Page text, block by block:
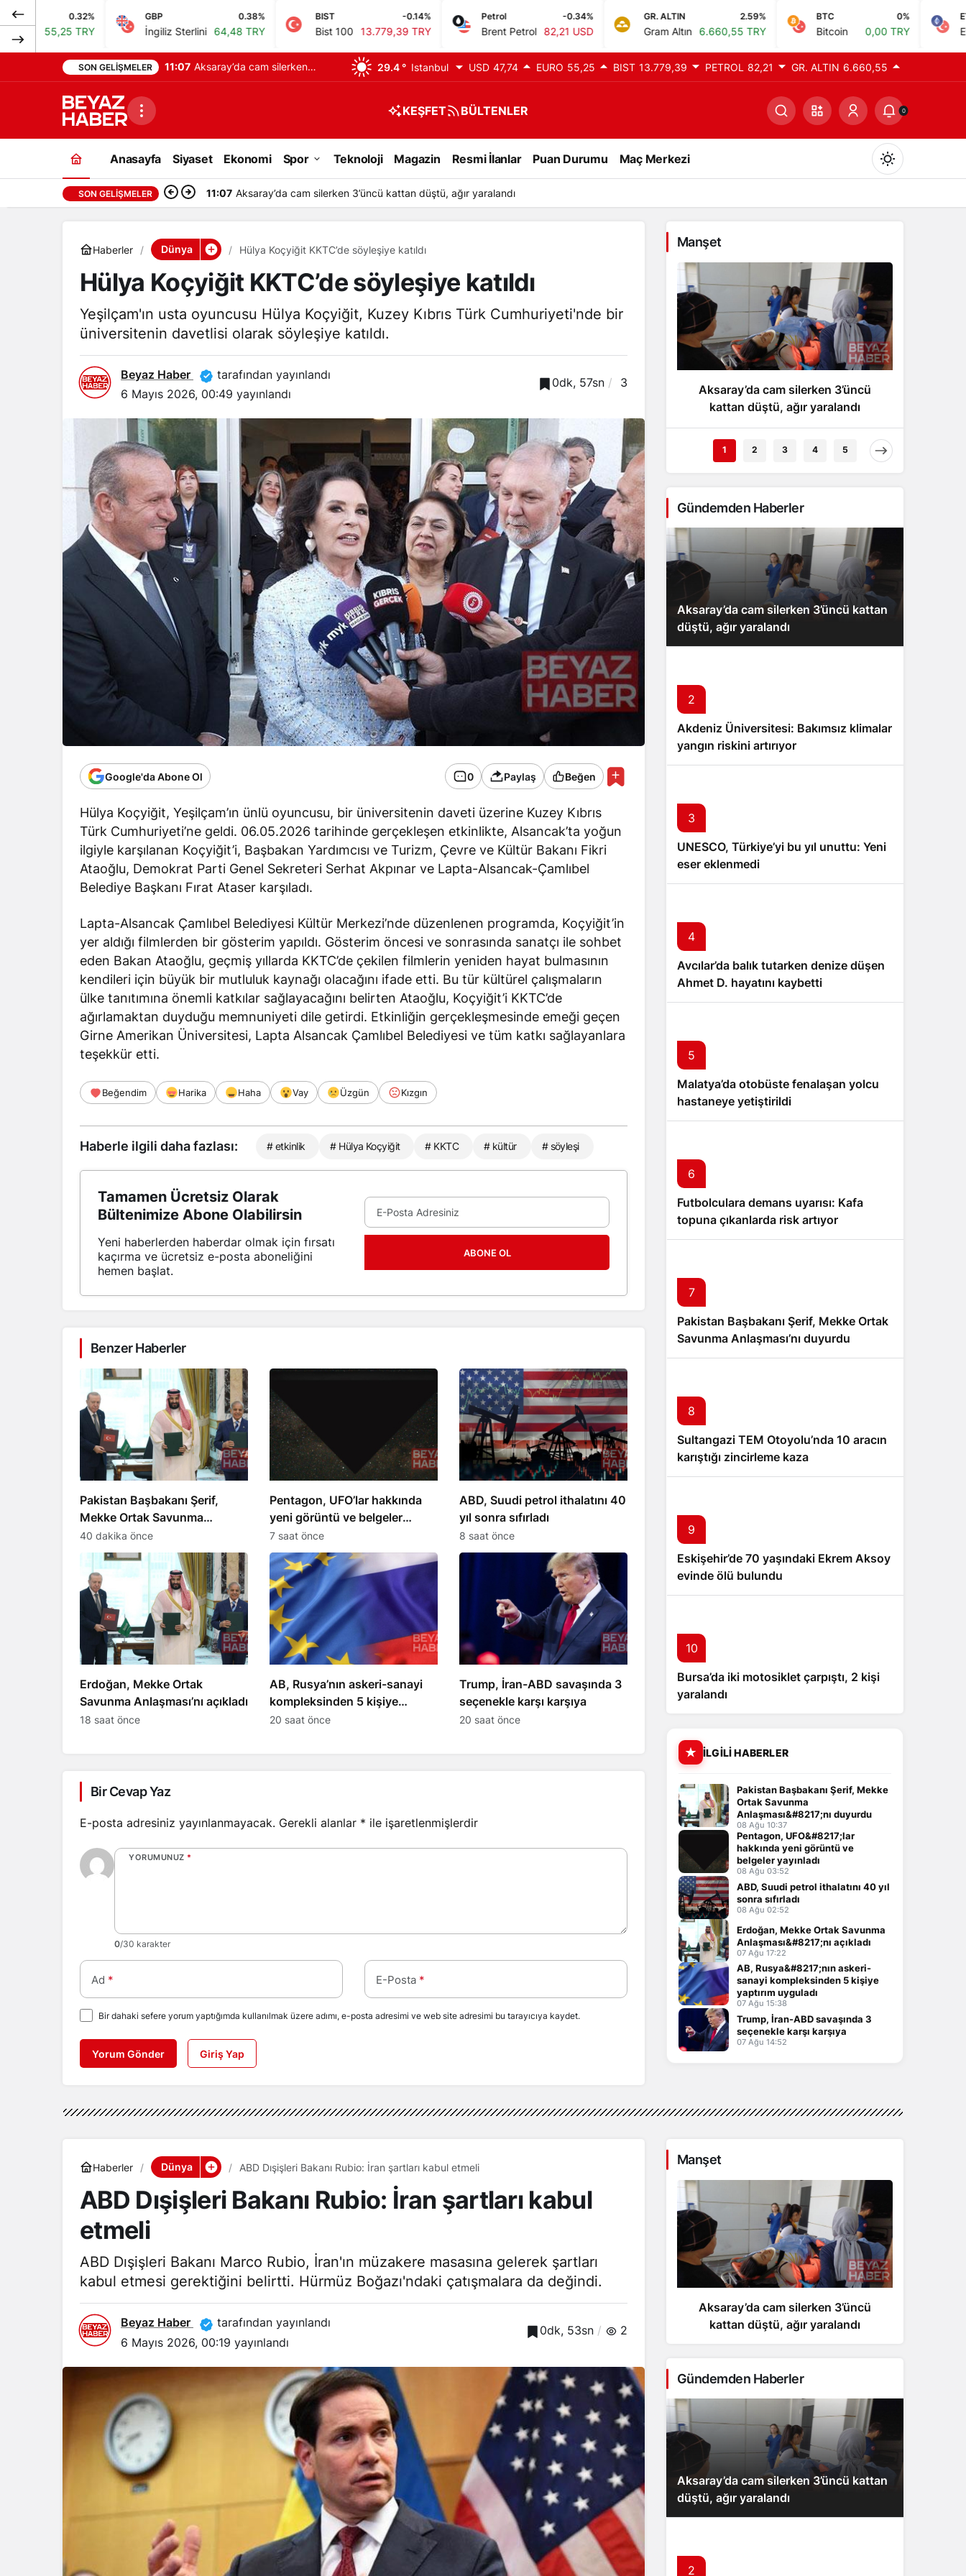
0.32% GBP
İngiliz Sterlini 64,48 TRY
BIST -0.14%
Bist 100 13.779,39 TRY
Petrol -0.34%
Brent Petrol 82,21 USD
GR. ALTIN 2.59%
Gram Altın 6.660,55 TRY
BTC 0%
Bitcoin 0,00 TRY
ETH
Ethereum 0,00
SON GELIŞMELER 11:07 Bakan Gürlek: Van’da
gözaltına alındı
29.4 ° Istanbul USD 47,74 EURO 55,25 BIST 13.779,39 PETROL 82,21 GR. ALTIN 6.660,55
KEŞFET BÜLTENLER 0
Anasayfa Siyaset Ekonomi Spor Teknoloji Magazin Resmi İlanlar Puan Durumu Maç Merkezi
Gündüz Modu
Gündüz modunu seçin.
Gece Modu
Gece modunu seçin.
Sistem Modu
Sistem modunu seçin.
SON GELIŞMELER 11:07 Bakan Gürlek: Van’da Damlanur Sarihan’ın ölümüyle 7 şüpheli gözaltına alındı
Haberler Dünya Hülya Koçyiğit KKTC’de söyleşiye katıldı
Hülya Koçyiğit KKTC’de söyleşiye katıldı
Yeşilçam'ın usta oyuncusu Hülya Koçyiğit, Kuzey Kıbrıs Türk Cumhuriyeti'nde bir
üniversitenin davetlisi olarak söyleşiye katıldı.
Beyaz Haber
tarafından yayınlandı
6 Mayıs 2026, 00:49 yayınlandı
0dk, 57sn 3
Google'da Abone Ol 0 Paylaş Beğen
Hülya Koçyiğit, Yeşilçam’ın ünlü oyuncusu, bir üniversitenin daveti üzerine Kuzey Kıbrıs
Türk Cumhuriyeti’ne geldi. 06.05.2026 tarihinde gerçekleşen etkinlikte, Alsancak’ta yoğun
ilgiyle karşılanan Koçyiğit’i, Başbakan Yardımcısı ve Turizm, Çevre ve Kültür Bakanı Fikri
Ataoğlu, Demokrat Parti Genel Sekreteri Serhat Akpınar ve Lapta-Alsancak-Çamlıbel
Belediye Başkanı Fırat Ataser karşıladı.
Lapta-Alsancak Çamlıbel Belediyesi Kültür Merkezi’nde düzenlenen programda, Koçyiğit’in
yer aldığı filmlerden bir gösterim yapıldı. Gösterim öncesi ve sonrasında sanatçı ile sohbet
eden Bakan Ataoğlu, geçmiş yıllarda KKTC’de çekilen filmlerin yeniden hayat bulmasının
kendileri için büyük bir mutluluk kaynağı olacağını ifade etti. Bu tür kültürel çalışmaların
ülke tanıtımına önemli katkılar sağlayacağını belirten Ataoğlu, Koçyiğit’i KKTC’de
ağırlamaktan duyduğu memnuniyeti dile getirdi. Etkinliğin gerçekleşmesinde emeği geçen
Girne Amerikan Üniversitesi, Lapta Alsancak Çamlıbel Belediyesi ve tüm katkı sağlayanlara
teşekkür etti.
Beğendim Harika Haha Vay Üzgün Kızgın
Haberle ilgili daha fazlası: # etkinlik # Hülya Koçyiğit # KKTC # kültür # söyleşi
Tamamen Ücretsiz Olarak
Bültenimize Abone Olabilirsin
Yeni haberlerden haberdar olmak için fırsatı
kaçırma ve ücretsiz e-posta aboneliğini
hemen başlat.
ABONE OL
Benzer Haberler
Pakistan Başbakanı Şerif,
Mekke Ortak Savunma
Anlaşması’nı duyurdu
40 dakika önce
Pentagon, UFO’lar hakkında
yeni görüntü ve belgeler
yayınladı
7 saat önce
ABD, Suudi petrol ithalatını 40
yıl sonra sıfırladı
8 saat önce
Erdoğan, Mekke Ortak
Savunma Anlaşması’nı açıkladı
18 saat önce
AB, Rusya’nın askeri-sanayi
kompleksinden 5 kişiye
yaptırım uyguladı
20 saat önce
Trump, İran-ABD savaşında 3
seçenekle karşı karşıya
20 saat önce
Bir Cevap Yaz
E-posta adresiniz yayınlanmayacak. Gerekli alanlar * ile işaretlenmişlerdir
YORUMUNUZ *
0/30 karakter
Ad * E-Posta *
Bir dahaki sefere yorum yaptığımda kullanılmak üzere adımı, e-posta adresimi ve web site adresimi bu tarayıcıya kaydet.
Yorum Gönder Giriş Yap
Manşet
Aksaray’da cam silerken 3’üncü
kattan düştü, ağır yaralandı
1 2 3 4 5
Gündemden Haberler
Aksaray’da cam silerken 3’üncü kattan
düştü, ağır yaralandı
2
Akdeniz Üniversitesi: Bakımsız klimalar
yangın riskini artırıyor
3
UNESCO, Türkiye’yi bu yıl unuttu: Yeni
eser eklenmedi
4
Avcılar’da balık tutarken denize düşen
Ahmet D. hayatını kaybetti
5
Malatya’da otobüste fenalaşan yolcu
hastaneye yetiştirildi
6
Futbolculara demans uyarısı: Kafa
topuna çıkanlarda risk artıyor
7
Pakistan Başbakanı Şerif, Mekke Ortak
Savunma Anlaşması’nı duyurdu
8
Sultangazi TEM Otoyolu’nda 10 aracın
karıştığı zincirleme kaza
9
Eskişehir’de 70 yaşındaki Ekrem Aksoy
evinde ölü bulundu
10
Bursa’da iki motosiklet çarpıştı, 2 kişi
yaralandı
İLGILI HABERLER
Pakistan Başbakanı Şerif, Mekke
Ortak Savunma
Anlaşması&#8217;nı duyurdu
08 Ağu 10:37
Pentagon, UFO&#8217;lar
hakkında yeni görüntü ve
belgeler yayınladı
08 Ağu 03:52
ABD, Suudi petrol ithalatını 40 yıl
sonra sıfırladı
08 Ağu 02:52
Erdoğan, Mekke Ortak Savunma
Anlaşması&#8217;nı açıkladı
07 Ağu 17:22
AB, Rusya&#8217;nın askeri-
sanayi kompleksinden 5 kişiye
yaptırım uyguladı
07 Ağu 15:38
Trump, İran-ABD savaşında 3
seçenekle karşı karşıya
07 Ağu 14:52
Haberler Dünya ABD Dışişleri Bakanı Rubio: İran şartları kabul etmeli
ABD Dışişleri Bakanı Rubio: İran şartları kabul
etmeli
ABD Dışişleri Bakanı Marco Rubio, İran'ın müzakere masasına gelerek şartları
kabul etmesi gerektiğini belirtti. Hürmüz Boğazı'ndaki çatışmalara da değindi.
Beyaz Haber
tarafından yayınlandı
6 Mayıs 2026, 00:19 yayınlandı
0dk, 53sn 2
Manşet
Aksaray’da cam silerken 3’üncü
kattan düştü, ağır yaralandı
Gündemden Haberler
Aksaray’da cam silerken 3’üncü kattan
düştü, ağır yaralandı
2